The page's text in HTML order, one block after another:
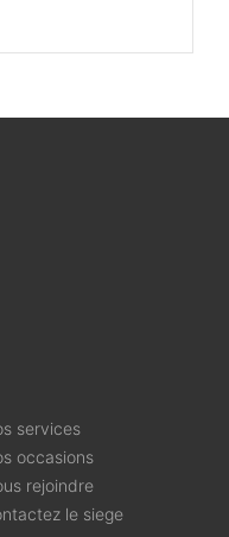
services
occasions
rejoindre
le siege